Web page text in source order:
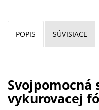
POPIS SÚVISIACE
Svojpomocná
vykurovacej